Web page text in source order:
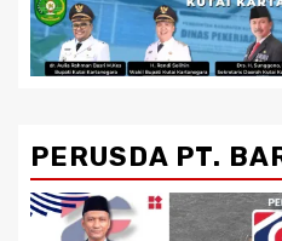
PERUSDA PT.